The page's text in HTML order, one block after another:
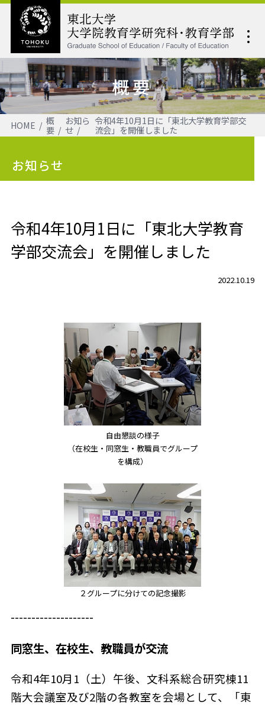
概要
HOME
概
要
お知ら
せ
令和4年10月1日に「東北大学教育学部交
流会」を開催しました
お知らせ
令和4年10月1日に「東北大学教育
学部交流会」を開催しました
2022.10.19
自由懇談の様子
（在校生・同窓生・教職員でグループ
を構成）
２グループに分けての記念撮影
--------------------
同窓生、在校生、教職員が交流
令和4年10月1（土）午後、文科系総合研究棟11
階大会議室及び2階の各教室を会場として、「東